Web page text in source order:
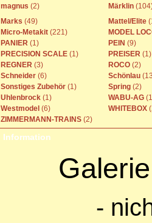
magnus (2) Märklin
Marks (49) Mattel/Elite
Micro-Metakit (221)
MODEL
PANIER (1) PEIN (9)
PRECISION SCALE (1) PREISER (1)
REGNER (3) ROCO (2)
Schneider (6) Schönlau
Sonstiges Zubehör (1) Spring (2)
Uhlenbrock (1) WABU-AG
Westmodel (6) WHITEBOX
ZIMMERMANN-TRAINS (2)
Information
Galerie
-